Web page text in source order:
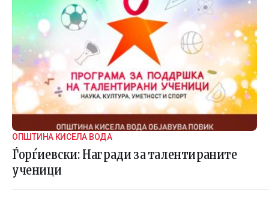
ОПШТИНА КИСЕЛА ВОДА
Ѓорѓиевски: Награди за талентираните
ученици